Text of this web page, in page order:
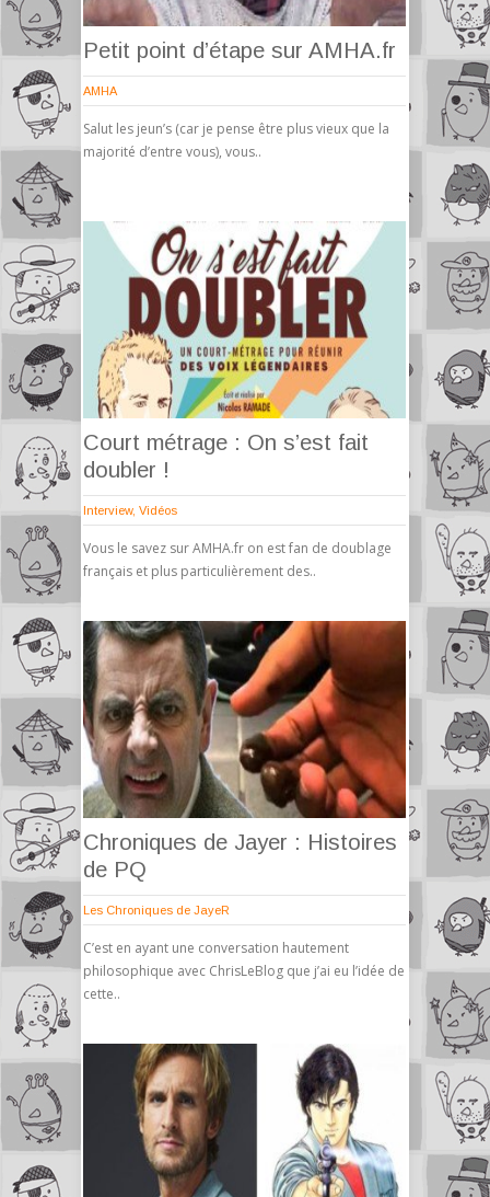
Petit point d’étape sur AMHA.fr
AMHA
Salut les jeun’s (car je pense être plus vieux que la
majorité d’entre vous), vous..
Court métrage : On s’est fait
doubler !
Interview, Vidéos
Vous le savez sur AMHA.fr on est fan de doublage
français et plus particulièrement des..
Chroniques de Jayer : Histoires
de PQ
Les Chroniques de JayeR
C’est en ayant une conversation hautement
philosophique avec ChrisLeBlog que j’ai eu l’idée de
cette..